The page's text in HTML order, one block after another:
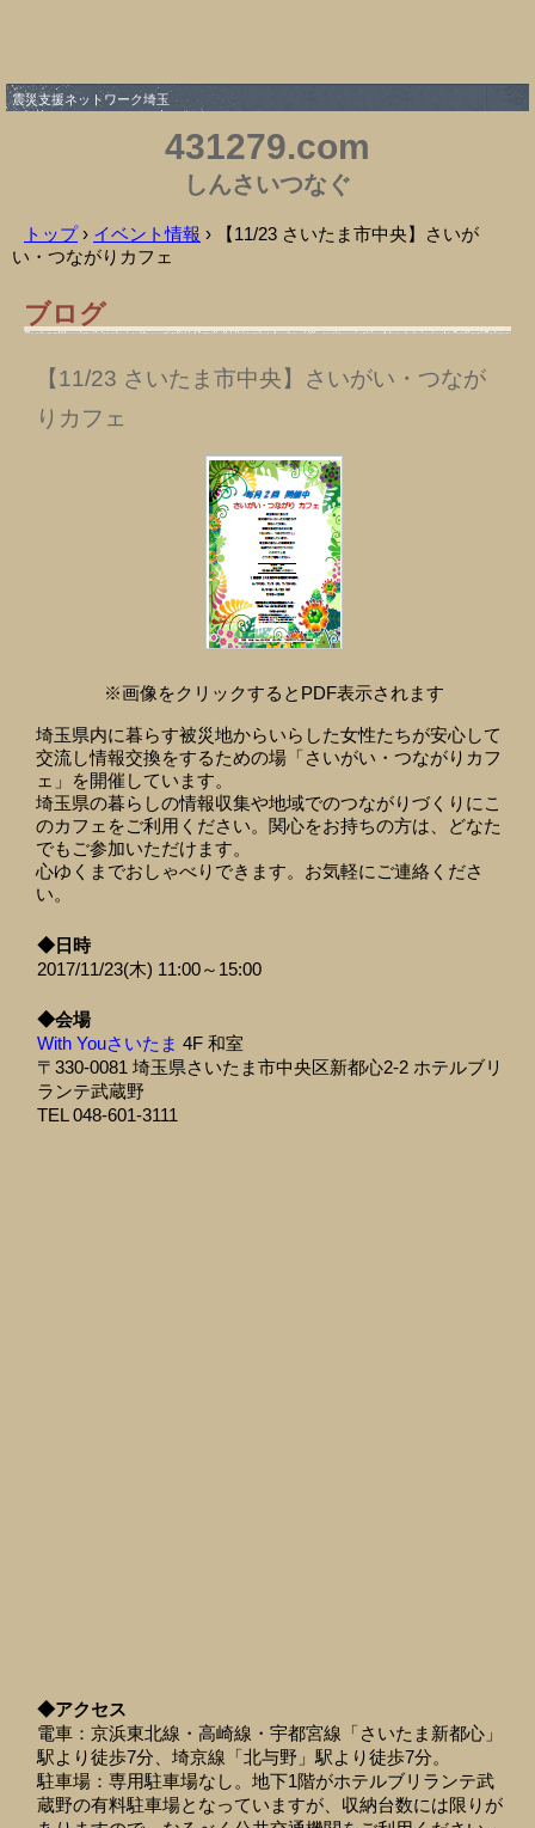
震災支援ネットワーク埼玉
431279.com
しんさいつなぐ
トップ› イベント情報 ›
【11/23 さいたま市中央】さいが
い・つながりカフェ
ブログ
【11/23 さいたま市中央】さいがい・つなが
りカフェ
※画像をクリックするとPDF表示されます
埼玉県内に暮らす被災地からいらした女性たちが安心して
交流し情報交換をするための場「さいがい・つながりカフ
ェ」を開催しています。
埼玉県の暮らしの情報収集や地域でのつながりづくりにこ
のカフェをご利用ください。関心をお持ちの方は、どなた
でもご参加いただけます。
心ゆくまでおしゃべりできます。お気軽にご連絡くださ
い。
◆日時
2017/11/23(木) 11:00～15:00
◆会場
With Youさいたま 4F 和室
〒330-0081 埼玉県さいたま市中央区新都心2-2 ホテルブリ
ランテ武蔵野
TEL 048-601-3111
◆アクセス
電車：京浜東北線・高崎線・宇都宮線「さいたま新都心」
駅より徒歩7分、埼京線「北与野」駅より徒歩7分。
駐車場：専用駐車場なし。地下1階がホテルブリランテ武
蔵野の有料駐車場となっていますが、収納台数には限りが